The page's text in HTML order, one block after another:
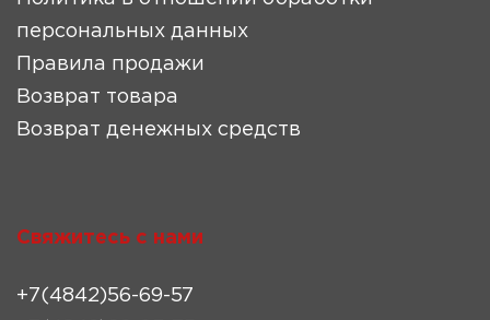
персональных данных
Правила продажи
Возврат товара
Возврат денежных средств
Свяжитесь с нами
+7(4842)56-69-57